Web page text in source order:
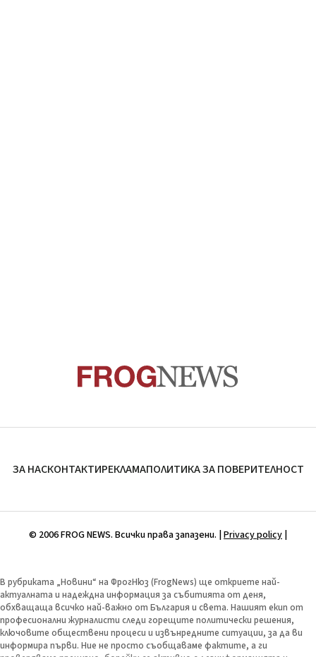
ЗА НАСКОНТАКТИРЕКЛАМАПОЛИТИКА ЗА ПОВЕРИТЕЛНОСТ
© 2006 FROG NEWS. Всички права запазени. | Privacy policy
В рубриката „Новини“ на ФрогНюз (FrogNews) ще откриете най-
актуалната и надеждна информация за събитията от деня,
обхващаща всичко най-важно от България и света. Нашият екип от
професионални журналисти следи горещите политически решения,
ключовите обществени процеси и извънредните ситуации, за да ви
информира първи. Ние не просто съобщаваме фактите, а ги